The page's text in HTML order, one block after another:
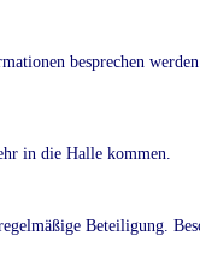
besprechen
in die Halle kommen.
Beteiligung.